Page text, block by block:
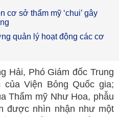
cơ sở thẩm mỹ ‘chui’ gây
quản lý hoạt động các cơ
Hải, Phó Giám đốc Trung
Viện Bỏng Quốc gia;
Thẩm mỹ Như Hoa, phẫu
được nhìn nhận như một